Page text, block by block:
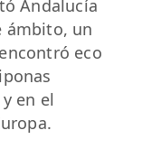
Andalucía
ámbito, un
eco
en el